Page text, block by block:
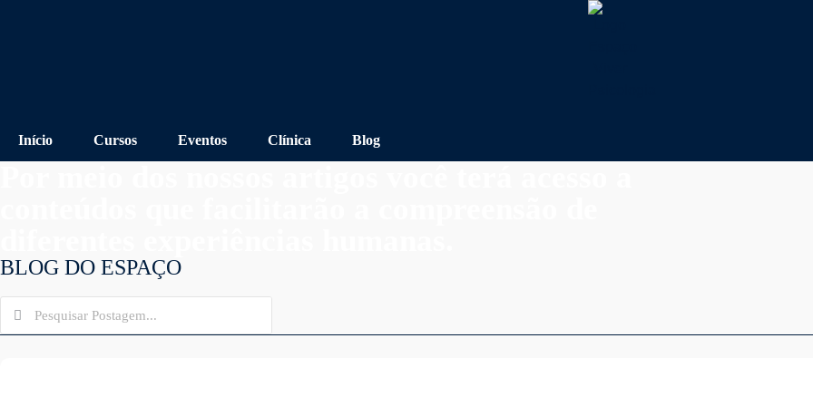
Início Cursos Eventos Clínica Blog
BLOG DO ESPAÇO